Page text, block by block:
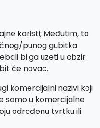
koristi; Međutim, to
punog gubitka
bi ga uzeti u obzir.
će novac.
komercijalni nazivi koji
samo u komercijalne
određenu tvrtku ili